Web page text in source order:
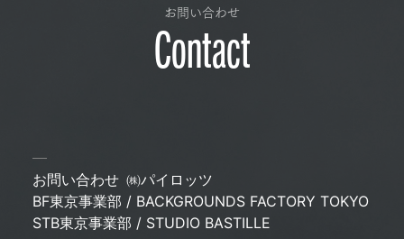
お問い合わせ
Contact
お問い合わせ ㈱パイロッツ
BF東京事業部 / BACKGROUNDS FACTORY TOKYO
STB東京事業部 / STUDIO BASTILLE